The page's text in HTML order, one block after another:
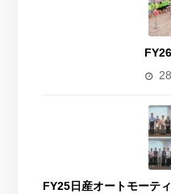
FY25日産オートモーテ